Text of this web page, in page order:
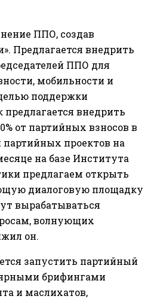
ППО, создав
Предлагается внедрить
ППО для
мобильности и
поддержки
внедрить
от партийных взносов в
проектов на
на базе Института
предлагаем открыть
диалоговую площадку
вырабатываться
волнующих
он.
запустить партийный
брифингами
и маслихатов,